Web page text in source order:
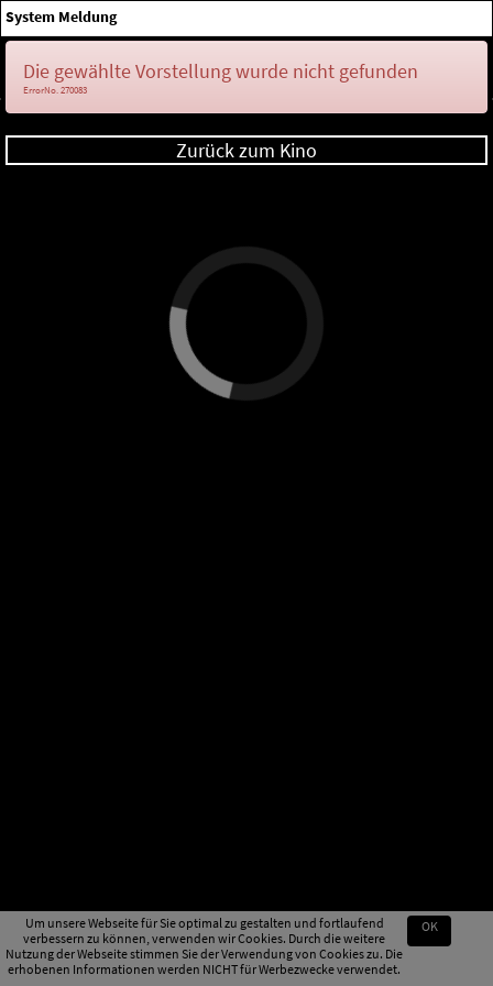
Um unsere Webseite für Sie optimal zu gestalten und fortlaufend
verbessern zu können, verwenden wir Cookies. Durch die weitere
Nutzung der Webseite stimmen Sie der Verwendung von Cookies zu. Die
erhobenen Informationen werden NICHT für Werbezwecke verwendet.
OK
System Meldung
Die gewählte Vorstellung wurde nicht gefunden
ErrorNo. 270083
Zurück zum Kino